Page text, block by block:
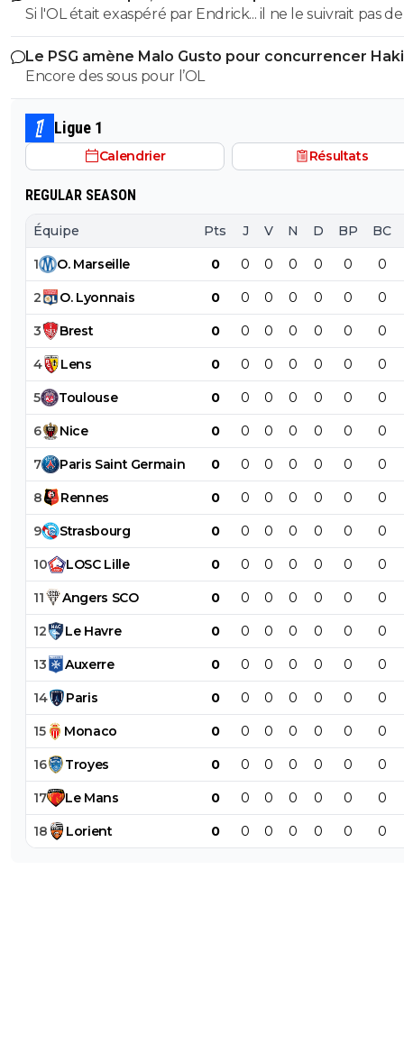
Si l'OL était exaspéré par Endrick... il ne le suivrait pas
près. Bref... Quand l'équipe sera complète... ce sera beaucoup
mieux.
Le PSG amène Malo Gusto pour concurrencer
Encore des sous pour l’OL
Ligue 1
Calendrier Résultats
REGULAR SEASON
Équipe Pts J V N D BP BC
1 O. Marseille 0 0 0 0 0 0 0
2 O. Lyonnais 0 0 0 0 0 0 0
3 Brest 0 0 0 0 0 0 0
4 Lens 0 0 0 0 0 0 0
5 Toulouse 0 0 0 0 0 0 0
6 Nice 0 0 0 0 0 0 0
7 Paris Saint Germain 0 0 0 0 0 0 0
8 Rennes 0 0 0 0 0 0 0
9 Strasbourg 0 0 0 0 0 0 0
10 LOSC Lille 0 0 0 0 0 0 0
11 Angers SCO 0 0 0 0 0 0 0
12 Le Havre 0 0 0 0 0 0 0
13 Auxerre 0 0 0 0 0 0 0
14 Paris 0 0 0 0 0 0 0
15 Monaco 0 0 0 0 0 0 0
16 Troyes 0 0 0 0 0 0 0
17 Le Mans 0 0 0 0 0 0 0
18 Lorient 0 0 0 0 0 0 0